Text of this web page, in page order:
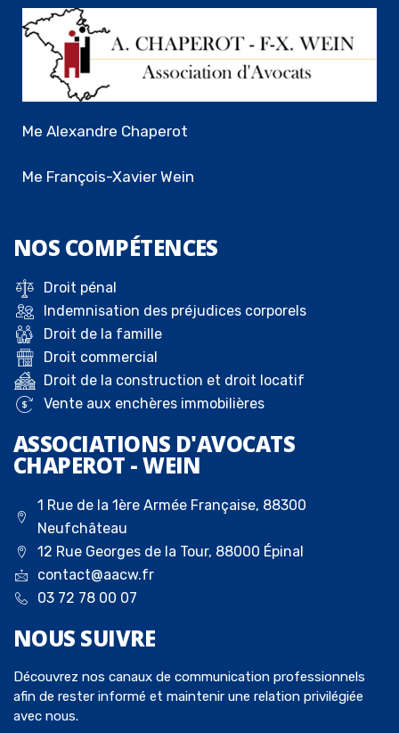
Me Alexandre Chaperot
Me François-Xavier Wein
NOS COMPÉTENCES
Droit pénal
Indemnisation des préjudices corporels
Droit de la famille
Droit commercial
Droit de la construction et droit locatif
Vente aux enchères immobilières
ASSOCIATIONS D'AVOCATS
CHAPEROT - WEIN
1 Rue de la 1ère Armée Française, 88300
Neufchâteau
12 Rue Georges de la Tour, 88000 Épinal
contact@aacw.fr
03 72 78 00 07
NOUS SUIVRE
Découvrez nos canaux de communication professionnels
afin de rester informé et maintenir une relation privilégiée
avec nous.